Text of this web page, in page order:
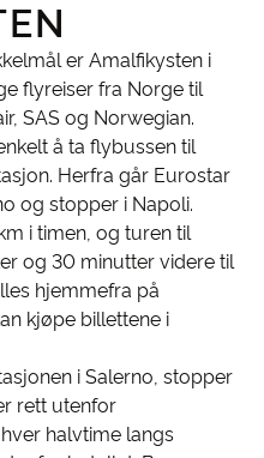
er Amalfikysten i
flyreiser fra Norge til
SAS og Norwegian.
å ta flybussen til
Herfra går Eurostar
og stopper i Napoli.
i timen, og turen til
og 30 minutter videre til
hjemmefra på
kjøpe billettene i
i Salerno, stopper
rett utenfor
halvtime langs